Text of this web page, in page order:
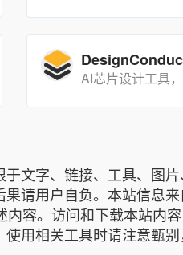
文字、链接、工具、图
请用户自负。本站信息
容。访问和下载本站内
用相关工具时请注意甄